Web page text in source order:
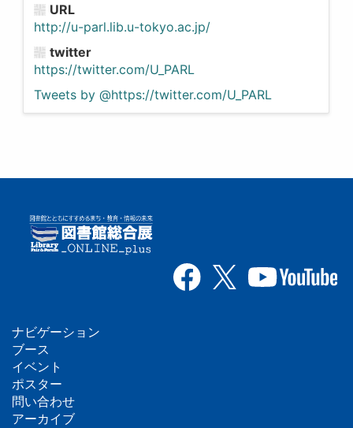
URL
http://u-parl.lib.u-tokyo.ac.jp/
twitter
https://twitter.com/U_PARL
Tweets by @https://twitter.com/U_PARL
フ
ッ
タ
ナビゲーション
ブース
イベント
ポスター
問い合わせ
アーカイブ